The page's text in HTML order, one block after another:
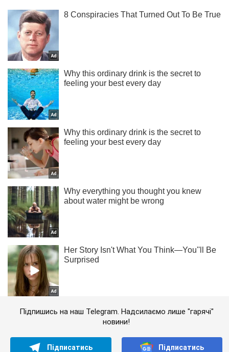
Підпишись на наш Telegram. Надсилаємо лише "гарячі"
новини!
Підписатись Підписатись